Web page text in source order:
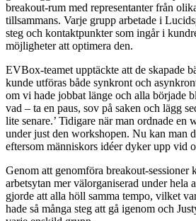
breakout-rum med representanter från
tillsammans. Varje grupp arbetade i
steg och kontaktpunkter som ingår i
möjligheter att optimera den.
EVBox-teamet upptäckte att de skapade
kunde utföras både synkront och
om vi hade jobbat länge och alla började
vad – ta en paus, sov på saken och lägg
lite senare.’ Tidigare när man ordnade en
under just den workshopen. Nu kan man
eftersom människors idéer dyker upp vid
Genom att genomföra breakout-sessioner
arbetsytan mer välorganiserad under hela
gjorde att alla höll samma tempo, vilket
hade så många steg att gå igenom och